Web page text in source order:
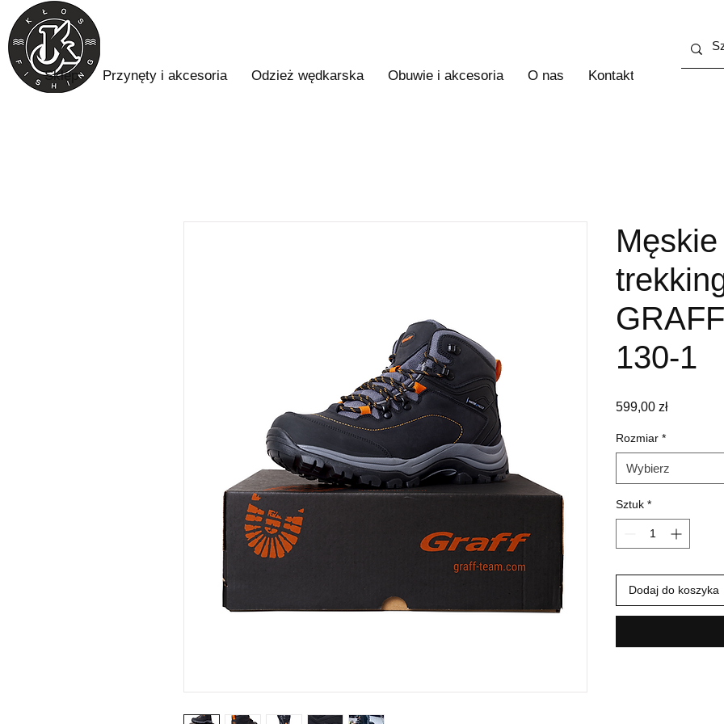
Sklep Przynęty i akcesoria Odzież wędkarska Obuwie i akcesoria O nas Kontakt
130-1
599,00 złCena
Rozmiar *
Wybierz
Sztuk *
Dodaj do koszyka